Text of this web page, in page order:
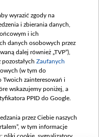
wyrazić zgody na
i zbierania danych,
i ich
danych osobowych przez
dalej również „TVP”),
pozostałych Zaufanych
(w tym do
Twoich zainteresowań i
wskazujemy poniżej, a
PPID do Google.
przez Ciebie naszych
w tym informacje